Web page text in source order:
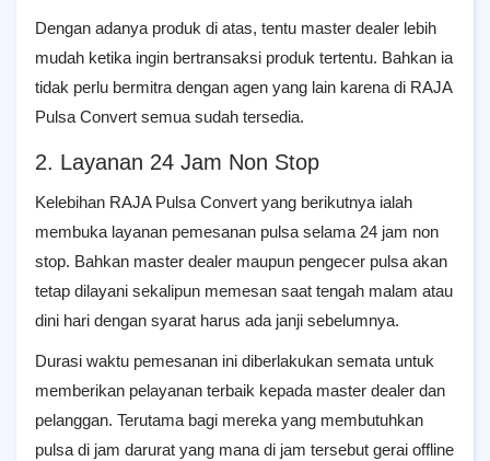
Dengan adanya produk di atas, tentu master dealer lebih
mudah ketika ingin bertransaksi produk tertentu. Bahkan ia
tidak perlu bermitra dengan agen yang lain karena di RAJA
Pulsa Convert semua sudah tersedia.
2. Layanan 24 Jam Non Stop
Kelebihan RAJA Pulsa Convert yang berikutnya ialah
membuka layanan pemesanan pulsa selama 24 jam non
stop. Bahkan master dealer maupun pengecer pulsa akan
tetap dilayani sekalipun memesan saat tengah malam atau
dini hari dengan syarat harus ada janji sebelumnya.
Durasi waktu pemesanan ini diberlakukan semata untuk
memberikan pelayanan terbaik kepada master dealer dan
pelanggan. Terutama bagi mereka yang membutuhkan
pulsa di jam darurat yang mana di jam tersebut gerai offline